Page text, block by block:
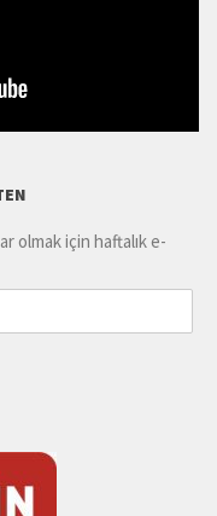
olmak için haftalık e-